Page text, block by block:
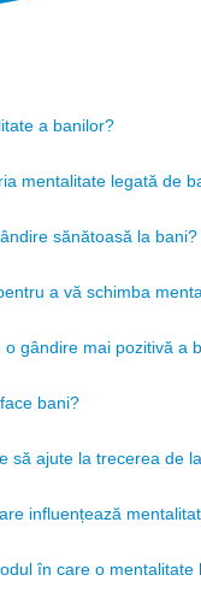
a banilor?
mentalitate legată de
sănătoasă la bani?
a vă schimba
gândire mai pozitivă a
bani?
să ajute la trecerea de
influențează
în care o